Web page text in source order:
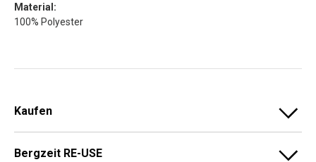
Material:
100% Polyester
Kaufen
Bergzeit RE-USE